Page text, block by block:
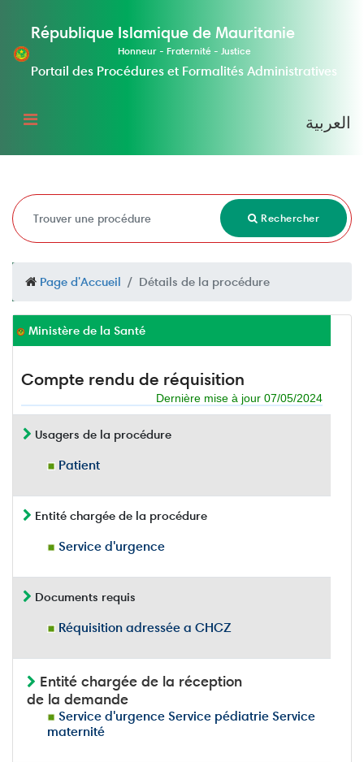
République Islamique de Mauritanie
Honneur - Fraternité - Justice
Portail des Procédures et Formalités Administratives
العربية
Rechercher
Page d'Accueil Détails de la procédure
Ministère de la Santé
Compte rendu de réquisition
Dernière mise à jour 07/05/2024
Usagers de la procédure
Patient
Entité chargée de la procédure
Service d'urgence
Documents requis
Réquisition adressée a CHCZ
Entité chargée de la réception
de la demande
Service d'urgence Service pédiatrie Service
maternité